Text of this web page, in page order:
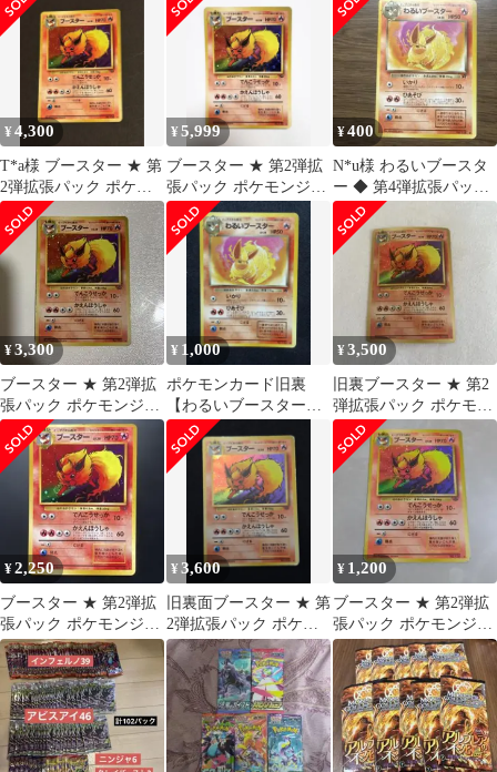
旧裏
ケモンジャン
¥4,300
T*a様 ブースター ★ 第
2弾拡張パック ポケモ
ンジャングル
¥5,999
ブースター ★ 第2弾拡
張パック ポケモンジャ
ングル
¥400
N*u様 わるいブースタ
ー ◆ 第4弾拡張パック
ロケット団
¥3,300
ブースター ★ 第2弾拡
張パック ポケモンジャ
ングル
¥ 1,000
ポケモンカード旧裏
【わるいブースター】
第4弾拡張パック ロケ
ット団
¥3,500
旧裏ブースター ★ 第2
弾拡張パック ポケモン
ジャングル
¥2,250
ブースター ★ 第2弾拡
張パック ポケモンジャ
ングル
¥3,600
旧裏面ブースター ★ 第
2弾拡張パック ポケモ
ンジャングル
¥ 1,200
ブースター ★ 第2弾拡
張パック ポケモンジャ
ングル